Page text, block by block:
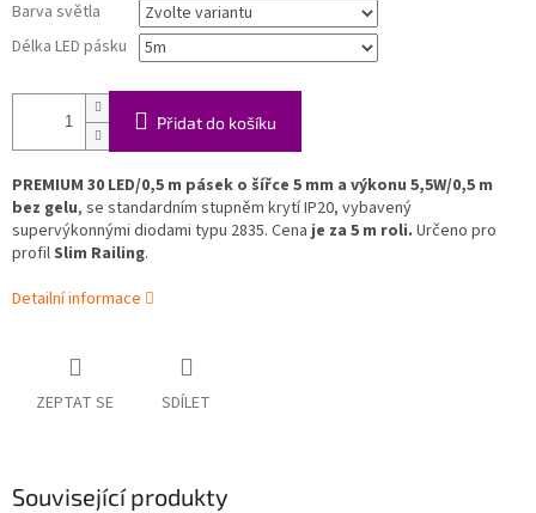
Barva světla
Délka LED pásku
Přidat do košíku
PREMIUM 30 LED/0,5 m pásek o šířce 5 mm a výkonu 5,5W/0,5 m
bez gelu, se standardním stupněm krytí IP20, vybavený
supervýkonnými diodami typu 2835. Cenaje za 5 m roli. Určeno pro
profilSlim Railing.
Detailní informace
ZEPTAT SE SDÍLET
Související produkty